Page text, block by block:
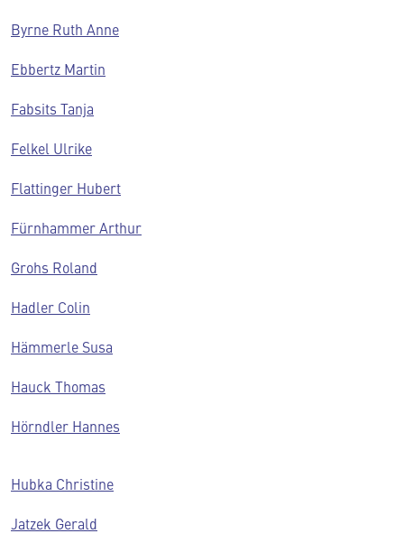
Byrne Ruth Anne
Ebbertz Martin
Fabsits Tanja
Felkel Ulrike
Flattinger Hubert
Fürnhammer Arthur
Grohs Roland
Hadler Colin
Hämmerle Susa
Hauck Thomas
Hörndler Hannes
Hubka Christine
Jatzek Gerald